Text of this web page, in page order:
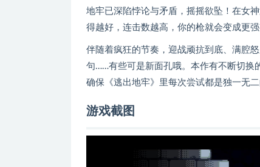
地牢已深陷悖论与矛盾，摇摇欲坠！在女
得越好，连击数越高，你的枪就会变成更强
伴随着疯狂的节奏，迎战顽抗到底、满腔
句……有些可是新面孔哦。本作有不断切换
确保《逃出地牢》里每次尝试都是独一无二
游戏截图